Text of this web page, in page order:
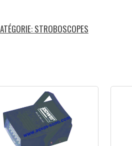
STROBOSCOPES